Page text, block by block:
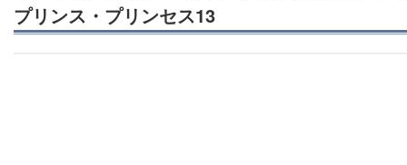
プリンス・プリンセス13